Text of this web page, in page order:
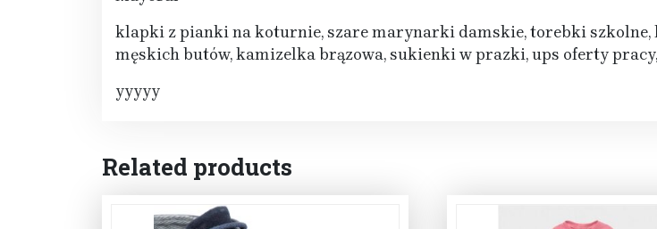
klapki z pianki na koturnie, szare marynarki damskie, torebki szkolne,
męskich butów, kamizelka brązowa, sukienki w prazki, ups oferty
yyyyy
Related products